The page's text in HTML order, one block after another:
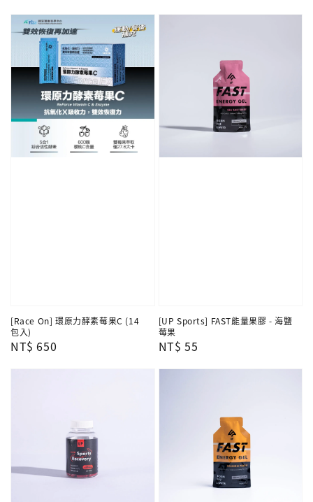
[Race On] 環原力酵素莓果C (14
包入)
Regular
NT$ 650
[UP Sports] FAST能量果膠 - 海鹽
莓果
Regular
NT$ 55